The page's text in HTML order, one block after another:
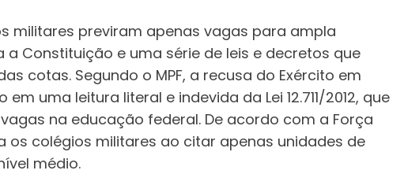
militares previram apenas vagas para ampla
Constituição e uma série de leis e decretos que
cotas. Segundo o MPF, a recusa do Exército em
uma leitura literal e indevida da Lei 12.711/2012, que
na educação federal. De acordo com a Força
os colégios militares ao citar apenas unidades de
médio.